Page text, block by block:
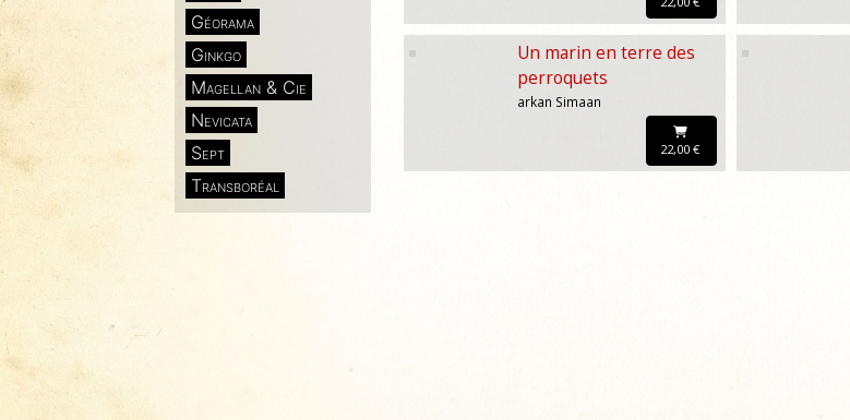
Géorama
Ginkgo
Magellan & Cie
Nevicata
Sept
Transboréal
Un marin en terre des
perroquets
arkan Simaan
22,00 €